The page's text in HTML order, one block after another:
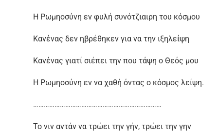
Η Ρωμηοσύνη εν φυλή συνότζιαιρη του κόσμου
Κανένας δεν ηβρέθηκεν για να την ιξηλείψη
Κανένας γιατί σιέπει την που τάψη ο Θεός μου
Η Ρωμηοσύνη εν να χαθή όντας ο κόσμος λείψη.
………………………………………………………………
Το νιν αντάν να τρώει την γήν, τρώει την γην